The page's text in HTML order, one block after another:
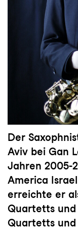
Der
Aviv bei Gan
Jahren 2005-
America
erreichte er
Quartetts und
Quartetts